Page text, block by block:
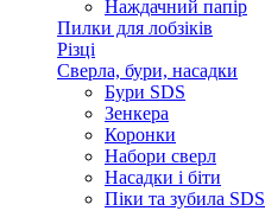
Наждачний папір
Пилки для лобзіків
Різці
Сверла, бури, насадки
Бури SDS
Зенкера
Коронки
Набори сверл
Насадки і біти
Піки та зубила SDS